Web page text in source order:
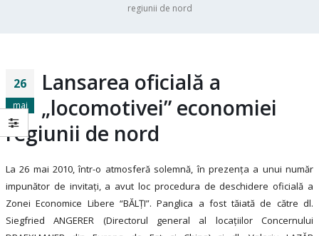
regiunii de nord
26
mai
Lansarea oficială a
„locomotivei” economiei
regiunii de nord
La 26 mai 2010, într-o atmosferă solemnă, în prezența a unui număr
impunător de invitați, a avut loc procedura de deschidere oficială a
Zonei Economice Libere “BĂLȚI”. Panglica a fost tăiată de către dl.
Siegfried ANGERER (Directorul general al locațiilor Concernului